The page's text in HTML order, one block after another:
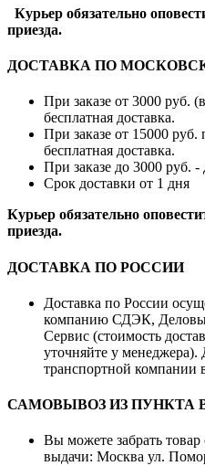
Курьер обязательно
приезда.
ДОСТАВКА ПО
При заказе от 3000 руб.
бесплатная доставка.
При заказе от 15000
бесплатная доставка.
При заказе до 3000 руб.
Срок доставки от 1 дня
Курьер обязательно
приезда.
ДОСТАВКА ПО РОССИИ
Доставка по России
компанию СДЭК,
Сервис (стоимость
уточняйте у менеджера).
транспортной компании
САМОВЫВОЗ ИЗ ПУНКТА
Вы можете забрать
выдачи: Москва ул.